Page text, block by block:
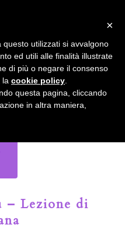
di Bologna
– Lezione di
nella pagina dedicata.
il tracciamento di
e cookie policy
×
utilizzati si avvalgono
ed utili alle finalità illustrate
di più o negare il consenso
la cookie policy
questa pagina, cliccando
in altra maniera,